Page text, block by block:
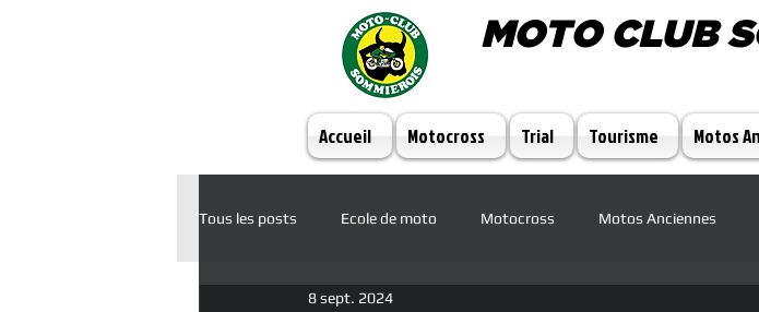
MOTO CLUB
Accueil Motocross Trial Tourisme Motos
Tous les posts Ecole de moto Motocross Motos Anciennes
8 sept. 2024